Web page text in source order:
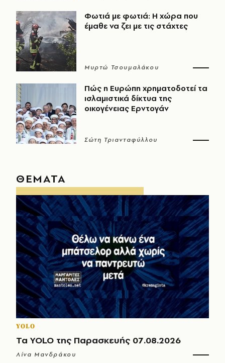
Φωτιά με φωτιά: Η χώρα που
έμαθε να ζει με τις στάχτες
Μυρτώ Τσουμαλάκου
Πώς η Ευρώπη χρηματοδοτεί τα
ισλαμιστικά δίκτυα της
οικογένειας Ερντογάν
Σώτη Τριανταφύλλου
ΘΕΜΑΤΑ
YOLO
Τα YOLO της Παρασκευής 07.08.2026
Λίνα Μανδράκου